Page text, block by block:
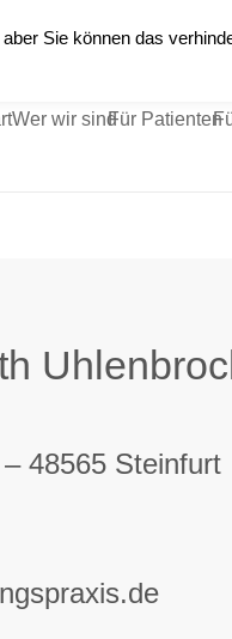
Wer wir sindFür Patienten
48565 Steinfurt
Sie können das